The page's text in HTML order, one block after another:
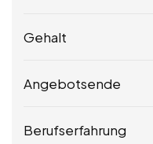
Gehalt
Angebotsende
Berufserfahrung